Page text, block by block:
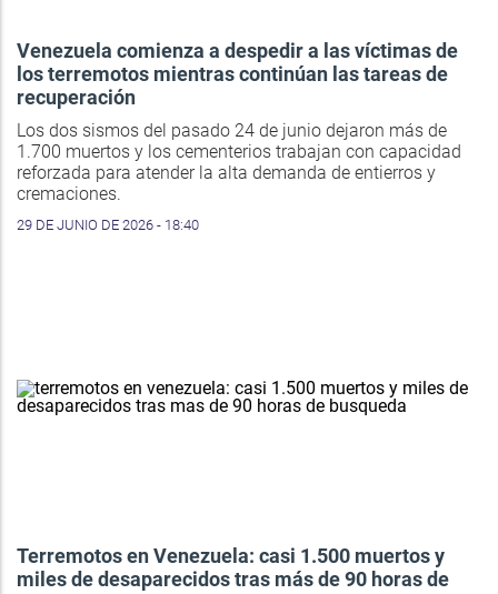
Venezuela comienza a despedir a las víctimas de
los terremotos mientras continúan las tareas de
recuperación
Los dos sismos del pasado 24 de junio dejaron más de
1.700 muertos y los cementerios trabajan con capacidad
reforzada para atender la alta demanda de entierros y
cremaciones.
29 DE JUNIO DE 2026 - 18:40
Terremotos en Venezuela: casi 1.500 muertos y
miles de desaparecidos tras más de 90 horas de